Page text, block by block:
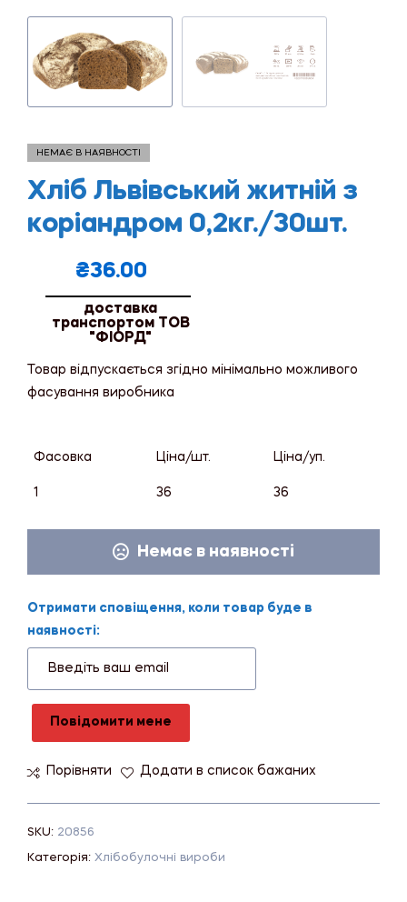
НЕМАЄ В НАЯВНОСТІ
Хліб Львівський житній з
коріандром 0,2кг./30шт.
₴36.00
доставка
транспортом ТОВ
"ФІОРД"
Товар відпускається згідно мінімально можливого
фасування виробника
Фасовка Ціна/шт. Ціна/уп.
1 36 36
Немає в наявності
Отримати сповіщення, коли товар буде в
наявності:
Повідомити мене
Порівняти Додати в список бажаних
SKU: 20856
Категорія: Хлібобулочні вироби